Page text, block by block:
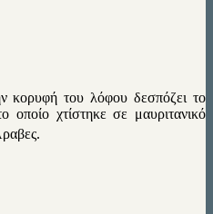
κορυφή του λόφου δεσπόζει το
χτίστηκε σε μαυριτανικό